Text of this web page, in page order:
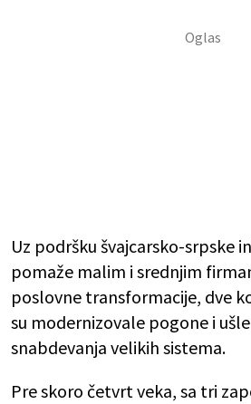
Uz podršku švajcarsko-srpske
pomaže malim i srednjim
poslovne transformacije, dve
su modernizovale pogone i
snabdevanja velikih sistema.
Pre skoro četvrt veka, sa tri